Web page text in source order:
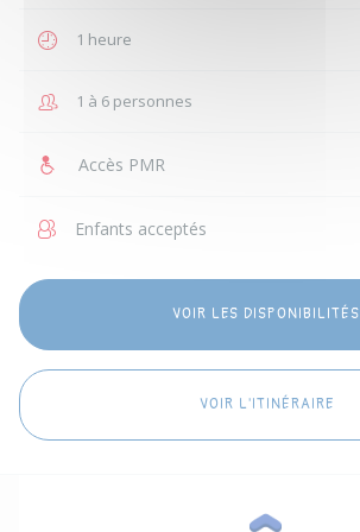
1 heure
1 à 6 personnes
Accès PMR
Enfants acceptés
VOIR LES DISPONIBILITÉS
VOIR L'ITINÉRAIRE